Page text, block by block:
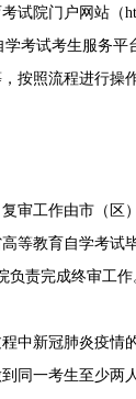
院门户网站（
学考试考生服务
按照流程进行操
工作由市（区
等教育自学考试
责完成终审工作
新冠肺炎疫情
同一考生至少两